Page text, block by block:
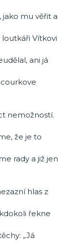
mu věřit a
Vítkovi
ani já
nemožností.
že je to
rady a již jen
hlas z
řekne
„Já